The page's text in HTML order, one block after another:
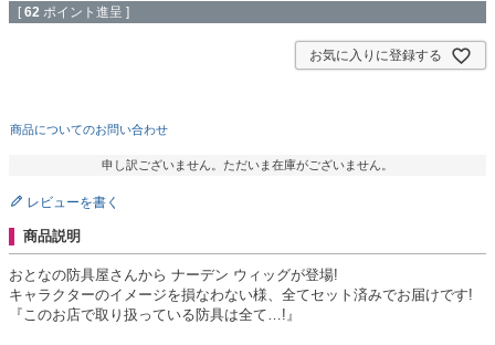
[ 62 ポイント進呈 ]
お気に入りに登録する
商品についてのお問い合わせ
申し訳ございません。ただいま在庫がございません。
レビューを書く
商品説明
おとなの防具屋さんから ナーデン ウィッグが登場!
キャラクターのイメージを損なわない様、全てセット済みでお届けです!
『このお店で取り扱っている防具は全て…!』